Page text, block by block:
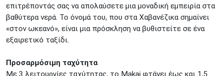
επιτρέποντάς σας να απολαύσετε μια μοναδική εμπειρία στα
βαθύτερα νερά. Το όνομά του, που στα Χαβανέζικα σημαίνει
«στον ωκεανό», είναι μια πρόσκληση να βυθιστείτε σε ένα
εξαιρετικό ταξίδι.
Προσαρμόσιμη ταχύτητα
Με 3 λειτουργίες ταχύτητας, το Makai φτάνει έως και 1,5